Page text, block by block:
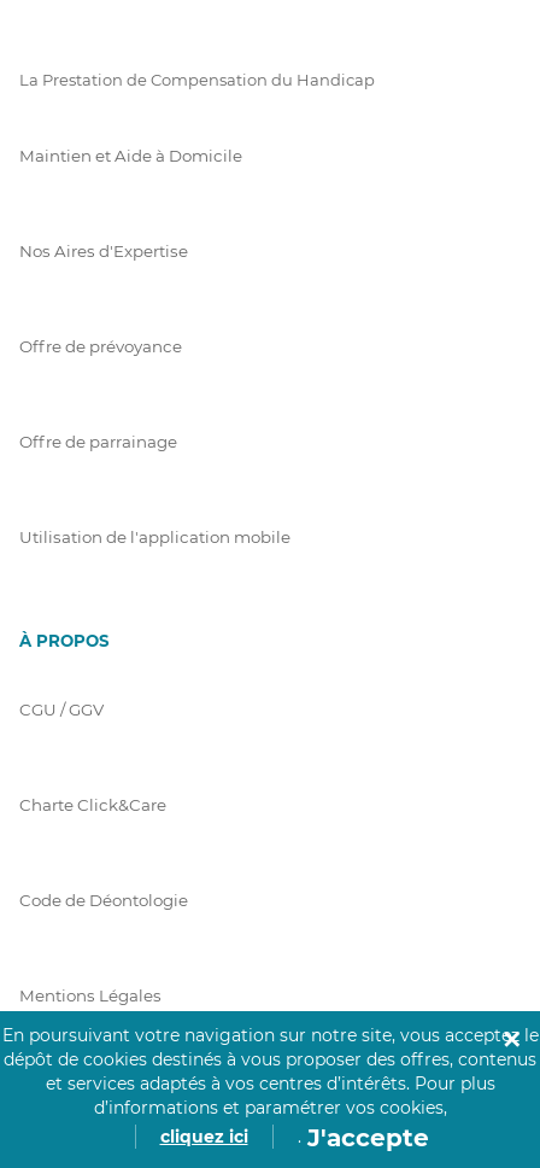
La Prestation de Compensation du Handicap
Maintien et Aide à Domicile
Nos Aires d'Expertise
Offre de prévoyance
Offre de parrainage
Utilisation de l'application mobile
À PROPOS
CGU / GGV
Charte Click&Care
Code de Déontologie
Mentions Légales
Prérequis Click&Care
En poursuivant votre navigation sur notre site, vous acceptez le
dépôt de cookies destinés à vous proposer des offres, contenus
et services adaptés à vos centres d’intérêts. Pour plus
d’informations et paramétrer vos cookies,
cliquez ici
. J'accepte
✕